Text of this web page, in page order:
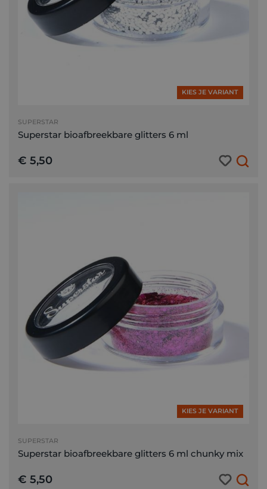
KIES JE VARIANT
SUPERSTAR
Superstar bioafbreekbare glitters 6 ml
€ 5,50
KIES JE VARIANT
SUPERSTAR
Superstar bioafbreekbare glitters 6 ml chunky mix
€ 5,50